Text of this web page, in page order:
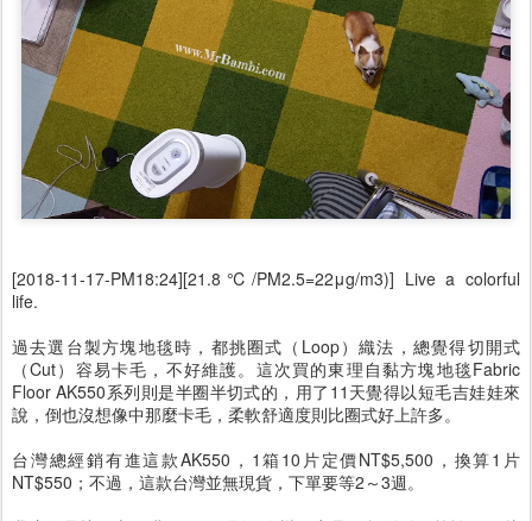
[2018-11-17-PM18:24][21.8℃/PM2.5=22μg/m3)] Live a colorful
life.
過去選台製方塊地毯時，都挑圈式（Loop）織法，總覺得切開式
（Cut）容易卡毛，不好維護。這次買的東理自黏方塊地毯Fabric
Floor AK550系列則是半圈半切式的，用了11天覺得以短毛吉娃娃來
說，倒也沒想像中那麼卡毛，柔軟舒適度則比圈式好上許多。
台灣總經銷有進這款AK550，1箱10片定價NT$5,500，換算1片
NT$550；不過，這款台灣並無現貨，下單要等2～3週。